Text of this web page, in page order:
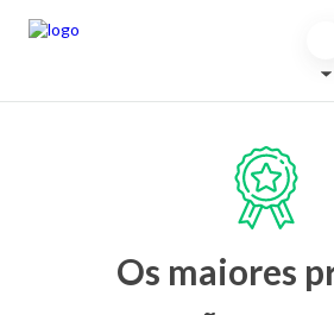
Os maiores